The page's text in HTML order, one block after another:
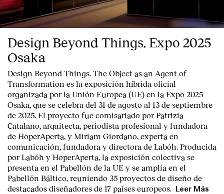
Design Beyond Things. Expo 2025
Osaka
Design Beyond Things. The Object as an Agent of
Transformation es la exposición híbrida oficial
organizada por la Unión Europea (UE) en la Expo 2025
Osaka, que se celebra del 31 de agosto al 13 de septiembre
de 2025. El proyecto fue comisariado porPatrizia
Catalano, arquitecta, periodista profesional y fundadora
de HoperAperta, y Miriam Giordano, experta en
comunicación, fundadora y directora de Labóh. Producida
porLabóh y HoperAperta, la exposición colectiva se
presenta en el Pabellón de la UE y se amplía en el
Pabellón Báltico, reuniendo 35 proyectos de diseño de
destacados diseñadores de 17 países europeos. Leer Más